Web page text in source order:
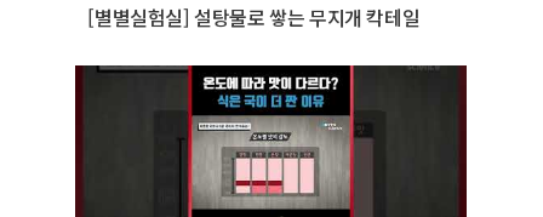
[별별실험실] 설탕물로 쌓는 무지개 칵테일